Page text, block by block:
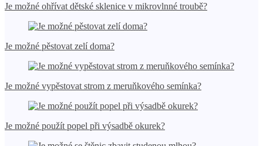
Je možné ohřívat dětské sklenice v mikrovlnné troubě?
Je možné pěstovat zelí doma?
Je možné vypěstovat strom z meruňkového semínka?
Je možné použít popel při výsadbě okurek?